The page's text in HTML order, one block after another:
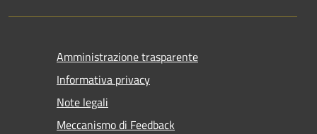
Amministrazione trasparente
Informativa privacy
Note legali
Meccanismo di Feedback